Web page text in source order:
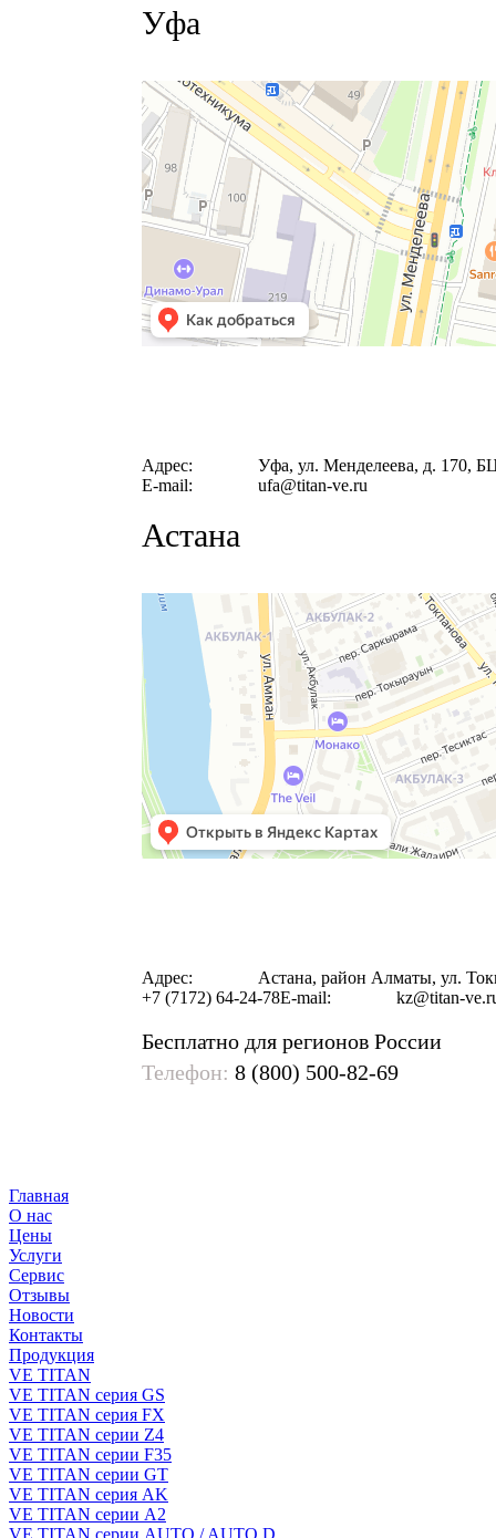
Уфа
Адрес:
Уфа, ул. Менделеева, д. 170,
E-mail:
ufa@titan‐ve.ru
Астана
Адрес:
Астана, район Алматы, ул.
+7 (7172) 64-24-78E-mail:
Бесплатно для регионов России
Телефон: 8 (800) 500-82-69
Главная
О нас
Цены
Услуги
Сервис
Отзывы
Новости
Контакты
Продукция
VE TITAN
VE TITAN серия GS
VE TITAN серия FX
VE TITAN серии Z4
VE TITAN серии F35
VE TITAN серии GT
VE TITAN серия AK
VE TITAN серии А2
VE TITAN серии AUTO / AUTO D